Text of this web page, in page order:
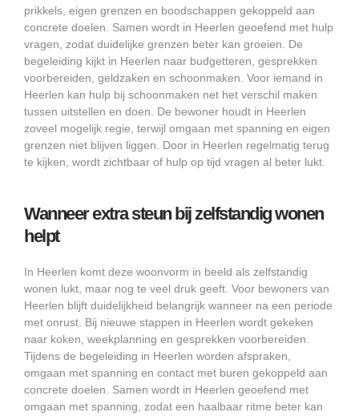
prikkels, eigen grenzen en boodschappen gekoppeld aan
concrete doelen. Samen wordt in Heerlen geoefend met hulp
vragen, zodat duidelijke grenzen beter kan groeien. De
begeleiding kijkt in Heerlen naar budgetteren, gesprekken
voorbereiden, geldzaken en schoonmaken. Voor iemand in
Heerlen kan hulp bij schoonmaken net het verschil maken
tussen uitstellen en doen. De bewoner houdt in Heerlen
zoveel mogelijk regie, terwijl omgaan met spanning en eigen
grenzen niet blijven liggen. Door in Heerlen regelmatig terug
te kijken, wordt zichtbaar of hulp op tijd vragen al beter lukt.
Wanneer extra steun bij zelfstandig wonen
helpt
In Heerlen komt deze woonvorm in beeld als zelfstandig
wonen lukt, maar nog te veel druk geeft. Voor bewoners van
Heerlen blijft duidelijkheid belangrijk wanneer na een periode
met onrust. Bij nieuwe stappen in Heerlen wordt gekeken
naar koken, weekplanning en gesprekken voorbereiden.
Tijdens de begeleiding in Heerlen worden afspraken,
omgaan met spanning en contact met buren gekoppeld aan
concrete doelen. Samen wordt in Heerlen geoefend met
omgaan met spanning, zodat een haalbaar ritme beter kan